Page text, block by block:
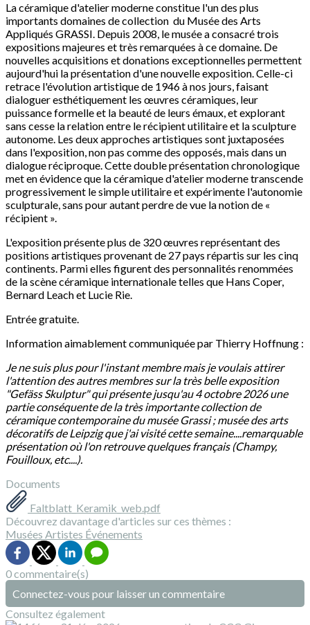
La céramique d'atelier moderne constitue l'un des plus
importants domaines de collection du Musée des Arts
Appliqués GRASSI. Depuis 2008, le musée a consacré trois
expositions majeures et très remarquées à ce domaine. De
nouvelles acquisitions et donations exceptionnelles permettent
aujourd'hui la présentation d'une nouvelle exposition. Celle-ci
retrace l'évolution artistique de 1946 à nos jours, faisant
dialoguer esthétiquement les œuvres céramiques, leur
puissance formelle et la beauté de leurs émaux, et explorant
sans cesse la relation entre le récipient utilitaire et la sculpture
autonome. Les deux approches artistiques sont juxtaposées
dans l'exposition, non pas comme des opposés, mais dans un
dialogue réciproque. Cette double présentation chronologique
met en évidence que la céramique d'atelier moderne transcende
progressivement le simple utilitaire et expérimente l'autonomie
sculpturale, sans pour autant perdre de vue la notion de «
récipient ».
L'exposition présente plus de 320 œuvres représentant des
positions artistiques provenant de 27 pays répartis sur les cinq
continents. Parmi elles figurent des personnalités renommées
de la scène céramique internationale telles que Hans Coper,
Bernard Leach et Lucie Rie.
Entrée gratuite.
Information aimablement communiquée par Thierry Hoffnung :
Je ne suis plus pour l'instant membre mais je voulais attirer
l'attention des autres membres sur la très belle exposition
"Gefäss Skulptur" qui présente jusqu'au 4 octobre 2026 une
partie conséquente de la très importante collection de
céramique contemporaine du musée Grassi ; musée des arts
décoratifs de Leipzig que j'ai visité cette semaine....remarquable
présentation où l'on retrouve quelques français (Champy,
Fouilloux, etc....).
Documents
Faltblatt_Keramik_web.pdf
Découvrez davantage d'articles sur ces thèmes :
Musées Artistes Événements
0 commentaire(s)
Connectez-vous pour laisser un commentaire
Consultez également